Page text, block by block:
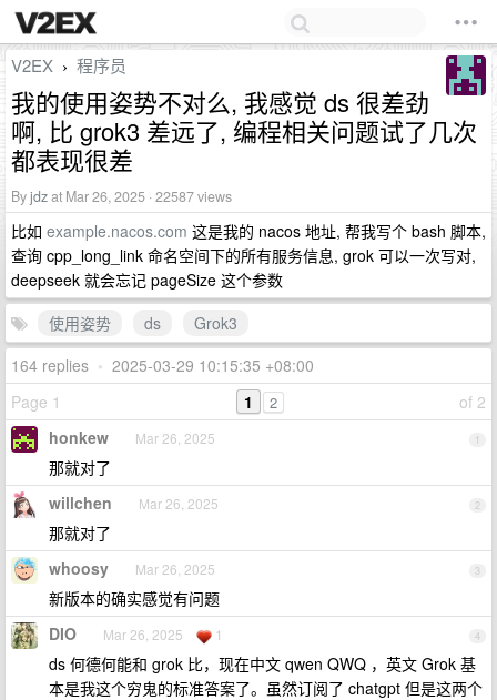
V2EX › 程序员
我的使用姿势不对么, 我感觉 ds 很差劲
啊, 比 grok3 差远了, 编程相关问题试了几次
都表现很差
Byjdzat Mar 26, 2025 · 22587 views
比如 example.nacos.com 这是我的 nacos 地址, 帮我写个 bash 脚本,
查询 cpp_long_link 命名空间下的所有服务信息, grok 可以一次写对,
deepseek 就会忘记 pageSize 这个参数
使用姿势
ds
Grok3
164 replies • 2025-03-29 10:15:35 +08:00
Page 1
of 2
1 2
1
honkew Mar 26, 2025
那就对了
2
willchen Mar 26, 2025
那就对了
3
whoosy Mar 26, 2025
新版本的确实感觉有问题
4
DIO Mar 26, 2025 1
ds 何德何能和 grok 比，现在中文 qwen QWQ ，英文 Grok 基
本是我这个穷鬼的标准答案了。虽然订阅了 chatgpt 但是这两个